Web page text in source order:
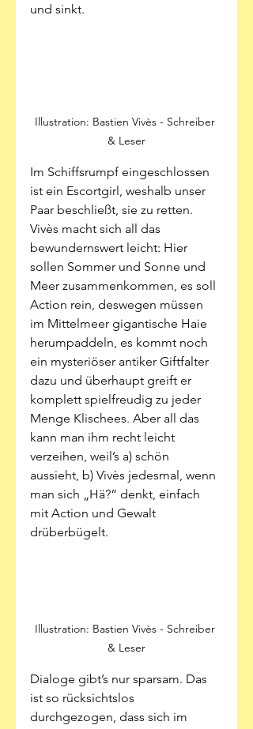
und sinkt.
Illustration: Bastien Vivès - Schreiber
& Leser
Im Schiffsrumpf eingeschlossen
ist ein Escortgirl, weshalb unser
Paar beschließt, sie zu retten.
Vivès macht sich all das
bewundernswert leicht: Hier
sollen Sommer und Sonne und
Meer zusammenkommen, es soll
Action rein, deswegen müssen
im Mittelmeer gigantische Haie
herumpaddeln, es kommt noch
ein mysteriöser antiker Giftfalter
dazu und überhaupt greift er
komplett spielfreudig zu jeder
Menge Klischees. Aber all das
kann man ihm recht leicht
verzeihen, weil’s a) schön
aussieht, b) Vivès jedesmal, wenn
man sich „Hä?“ denkt, einfach
mit Action und Gewalt
drüberbügelt.
Illustration: Bastien Vivès - Schreiber
& Leser
Dialoge gibt’s nur sparsam. Das
ist so rücksichtslos
durchgezogen, dass sich im